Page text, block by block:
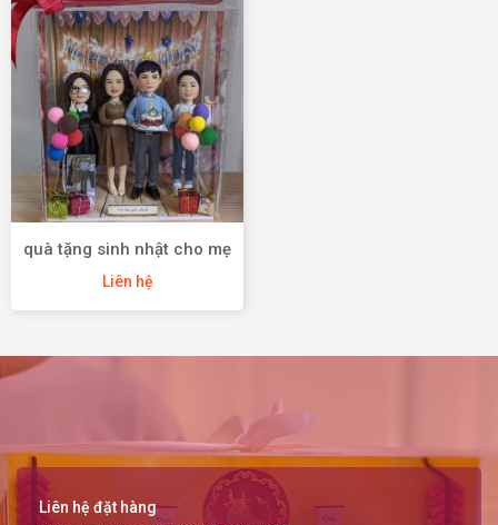
quà tặng sinh nhật cho mẹ
Liên hệ
Liên hệ đặt hàng